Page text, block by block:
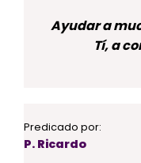
Ayudar a
Tí, a
Predicado por:
P. Ricardo